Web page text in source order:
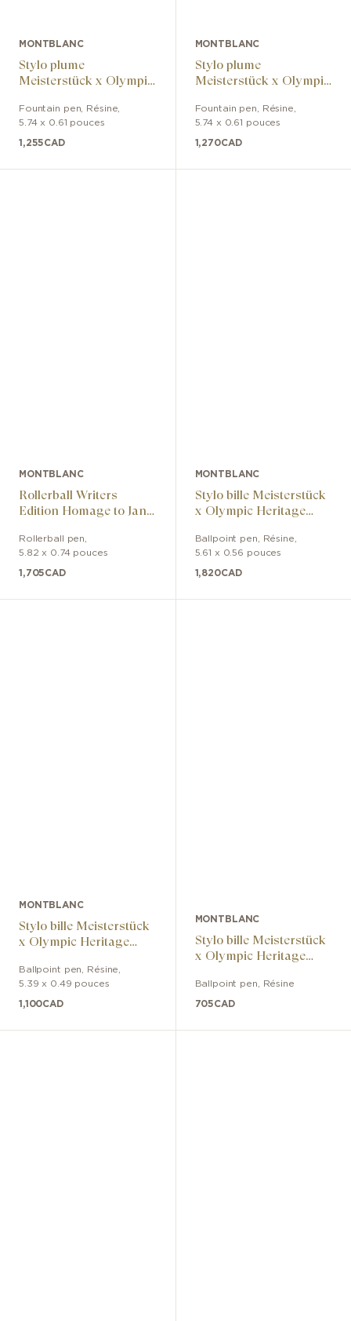
MONTBLANC
Stylo plume
Meisterstück x Olympic
LeGrand
Fountain pen Résine
5.74 x 0.61 pouces
1,255CAD
MONTBLANC
Stylo plume
Meisterstück x Olympic
LeGrand
Fountain pen Résine
5.74 x 0.61 pouces
1,270CAD
MONTBLANC
Rollerball Writers
Edition Homage to Jane
Rollerball pen,
5.82 x 0.74 pouces
1,705CAD
MONTBLANC
Stylo bille Meisterstück
x Olympic Heritage
Midsize
Ballpoint pen, Résine,
5.61 x 0.56 pouces
1,820CAD
MONTBLANC
Stylo bille Meisterstück
x Olympic Heritage
Classique
Ballpoint pen Résine
5.39 x 0.49 pouces
1,100CAD
MONTBLANC
Stylo bille Meisterstück
x Olympic Heritage
Classique
Ballpoint pen Résine
705CAD